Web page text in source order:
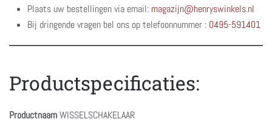
Plaats uw bestellingen via email: magazijn@henryswinkels.nl
Bij dringende vragen bel ons op telefoonnummer : 0495-591401
Productspecificaties:
ProductnaamWISSELSCHAKELAAR